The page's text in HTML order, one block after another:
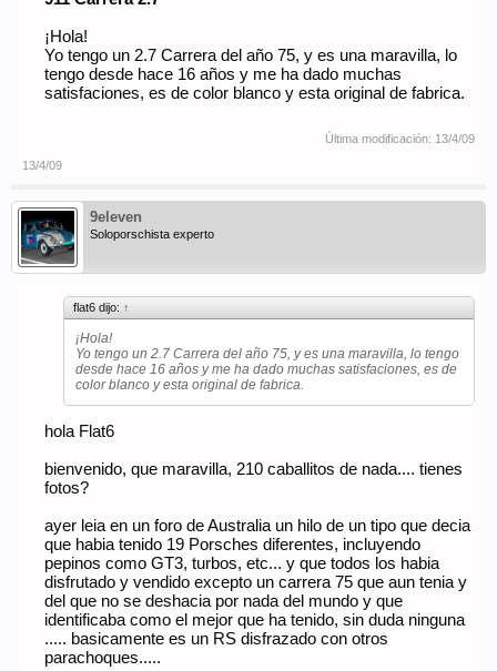
¡Hola!
Yo tengo un 2.7 Carrera del año 75, y es una maravilla, lo
tengo desde hace 16 años y me ha dado muchas
satisfaciones, es de color blanco y esta original de fabrica.
Última modificación: 13/4/09
13/4/09
9eleven
Soloporschista experto
flat6 dijo: ↑
¡Hola!
Yo tengo un 2.7 Carrera del año 75, y es una maravilla, lo tengo
desde hace 16 años y me ha dado muchas satisfaciones, es de
color blanco y esta original de fabrica.
hola Flat6
bienvenido, que maravilla, 210 caballitos de nada.... tienes
fotos?
ayer leia en un foro de Australia un hilo de un tipo que decia
que habia tenido 19 Porsches diferentes, incluyendo
pepinos como GT3, turbos, etc... y que todos los habia
disfrutado y vendido excepto un carrera 75 que aun tenia y
del que no se deshacia por nada del mundo y que
identificaba como el mejor que ha tenido, sin duda ninguna
..... basicamente es un RS disfrazado con otros
parachoques.....